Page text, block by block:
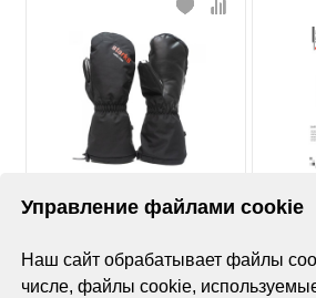
Управление файлами cookie
Наш сайт обрабатывает файлы
числе, файлы cookie,
Starks М1
очки